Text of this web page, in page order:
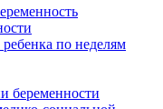
по неделям
беременности